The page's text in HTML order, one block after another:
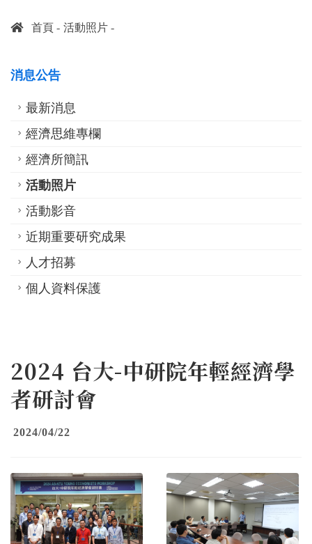
首頁 活動照片
消息公告
最新消息
經濟思維專欄
經濟所簡訊
活動照片
活動影音
近期重要研究成果
人才招募
個人資料保護
2024 台大-中研院年輕經濟學
者研討會
2024/04/22